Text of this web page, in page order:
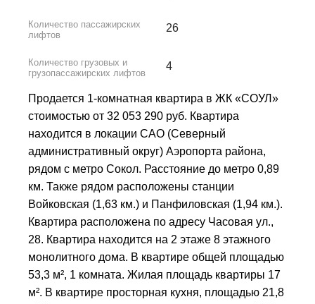
Количество пассажирских
лифтов
26
Количество грузовых и
грузопассажирских лифтов
4
Продается 1-комнатная квартира в ЖК «СОУЛ»
стоимостью от 32 053 290 руб. Квартира
находится в локации САО (Северный
административный округ) Аэропорта района,
рядом с метро Сокол. Расстояние до метро 0,89
км. Также рядом расположены станции
Войковская (1,63 км.) и Панфиловская (1,94 км.).
Квартира расположена по адресу Часовая ул.,
28. Квартира находится на 2 этаже 8 этажного
монолитного дома. В квартире общей площадью
53,3 м², 1 комната. Жилая площадь квартиры 17
м². В квартире просторная кухня, площадью 21,8